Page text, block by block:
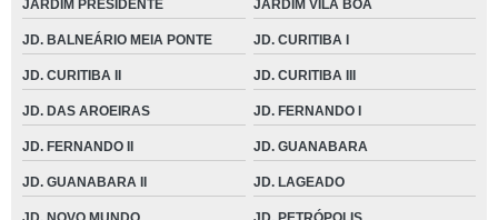
JARDIM PRESIDENTE JARDIM VILA BOA
JD. BALNEÁRIO MEIA PONTE JD. CURITIBA I
JD. CURITIBA II JD. CURITIBA III
JD. DAS AROEIRAS JD. FERNANDO I
JD. FERNANDO II JD. GUANABARA
JD. GUANABARA II JD. LAGEADO